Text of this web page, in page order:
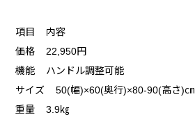
項目 内容
価格 22,950円
機能 ハンドル調整可能
サイズ 50(幅)×60(奥行)×80-90(高さ)㎝
重量 3.9㎏